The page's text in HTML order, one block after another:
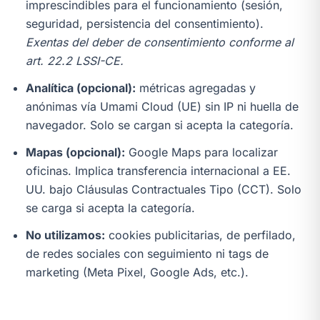
imprescindibles para el funcionamiento (sesión,
seguridad, persistencia del consentimiento).
Exentas del deber de consentimiento conforme al
art. 22.2 LSSI-CE.
Analítica (opcional): métricas agregadas y
anónimas vía Umami Cloud (UE) sin IP ni huella de
navegador. Solo se cargan si acepta la categoría.
Mapas (opcional): Google Maps para localizar
oficinas. Implica transferencia internacional a EE.
UU. bajo Cláusulas Contractuales Tipo (CCT). Solo
se carga si acepta la categoría.
No utilizamos: cookies publicitarias, de perfilado,
de redes sociales con seguimiento ni tags de
marketing (Meta Pixel, Google Ads, etc.).